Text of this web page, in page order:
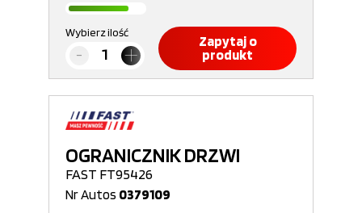
Wybierz ilość
Zapytaj o
produkt
OGRANICZNIK DRZWI
FAST FT95426
Nr Autos 0379109